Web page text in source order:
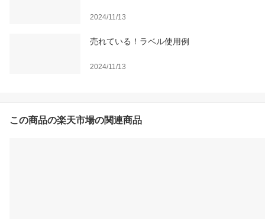
2024/11/13
売れている！ラベル使用例
2024/11/13
この商品の楽天市場の関連商品